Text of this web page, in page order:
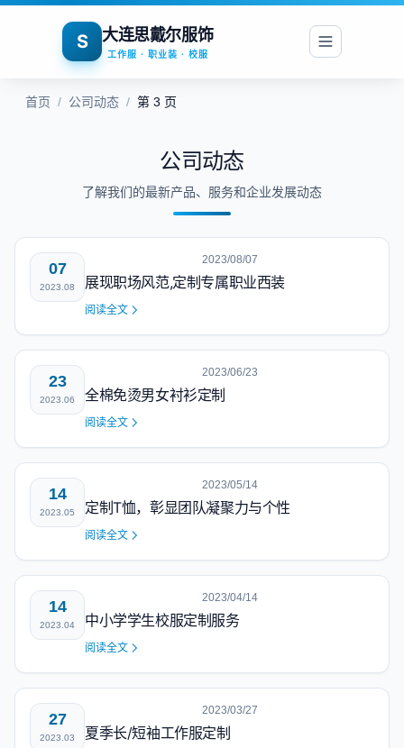
S 大连思戴尔服饰
工作服 · 职业装 · 校服
首页 / 公司动态 / 第 3 页
公司动态
了解我们的最新产品、服务和企业发展动态
07
2023.08
2023/08/07
展现职场风范,定制专属职业西装
阅读全文
23
2023.06
2023/06/23
全棉免烫男女衬衫定制
阅读全文
14
2023.05
2023/05/14
定制T恤，彰显团队凝聚力与个性
阅读全文
14
2023.04
2023/04/14
中小学学生校服定制服务
阅读全文
27
2023.03
2023/03/27
夏季长/短袖工作服定制